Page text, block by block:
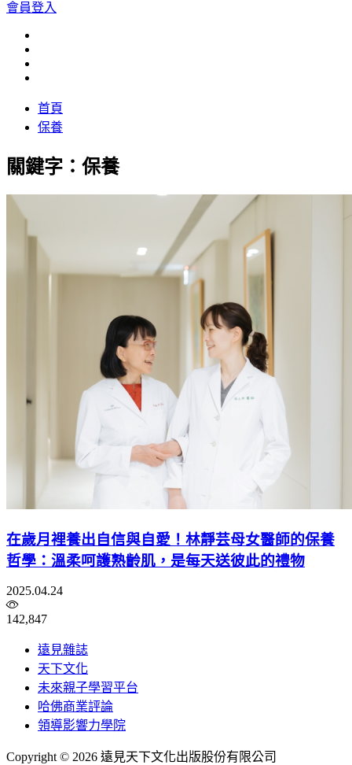
會員登入
首頁
保養
關鍵字：保養
在歲月裡養出自信與自愛！林靜芸母女醫師的保養
哲學：溫柔呵護熟齡肌，是每天送彼此的禮物
2025.04.24
142,847
遠見雜誌
天下文化
未來親子學習平台
哈佛商業評論
領導影響力學院
Copyright © 2026 遠見天下文化出版股份有限公司